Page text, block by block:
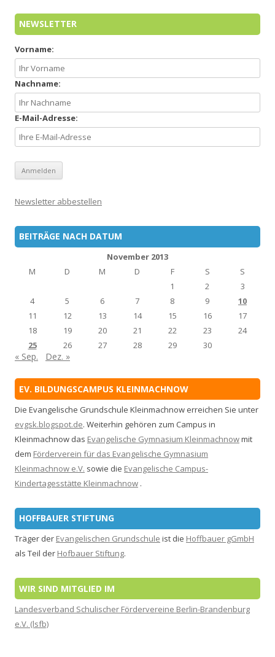
NEWSLETTER
Vorname:
Nachname:
E-Mail-Adresse:
Newsletter abbestellen
BEITRÄGE NACH DATUM
November 2013
M
D M D F S
S
1
2
3
4
5 6 7 8 9
10
11
12 13 14 15 16
17
18
19 20 21 22 23
24
25
26 27 28 29 30
« Sep. Dez. »
EV. BILDUNGSCAMPUS KLEINMACHNOW
Die Evangelische Grundschule Kleinmachnow erreichen Sie unter
evgsk.blogspot.de. Weiterhin gehören zum Campus in
Kleinmachnow das Evangelische Gymnasium Kleinmachnowmit
dem Förderverein für das Evangelische Gymnasium
Kleinmachnow e.V. sowie die Evangelische Campus-
Kindertagesstätte Kleinmachnow .
HOFFBAUER STIFTUNG
Träger der Evangelischen Grundschule ist die Hoffbauer gGmbH
als Teil der Hofbauer Stiftung.
WIR SIND MITGLIED IM
Landesverband Schulischer Fördervereine Berlin-Brandenburg
e.V. (lsfb)